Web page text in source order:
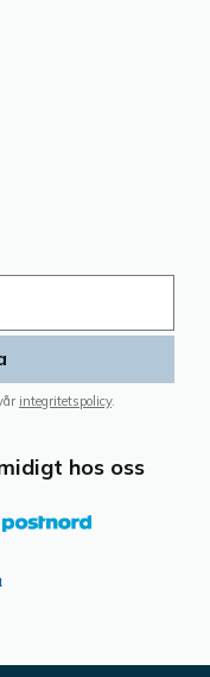
integritetspolicy.
hos oss